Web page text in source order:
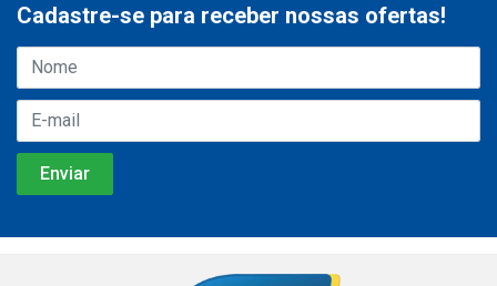
Cadastre-se para receber nossas ofertas!